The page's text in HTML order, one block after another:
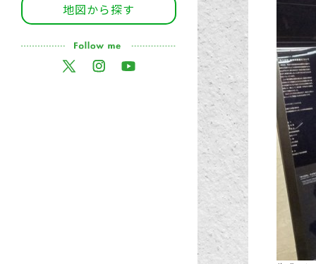
地図から探す